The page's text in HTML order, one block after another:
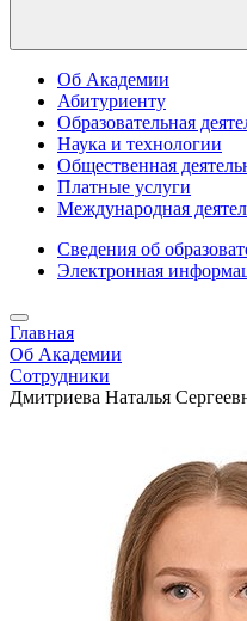
Об Академии
Абитуриенту
Образовательная
Наука и технологии
Общественная
Платные услуги
Международная
Сведения об
Электронная
Главная
Об Академии
Сотрудники
Дмитриева Наталья